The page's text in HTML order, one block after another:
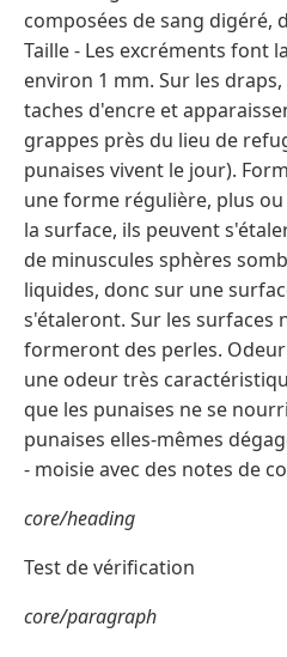
composées de sang digéré,
Taille - Les excréments font
environ 1 mm. Sur les
taches d'encre et
grappes près du lieu de
punaises vivent le jour).
une forme régulière, plus
la surface, ils peuvent
de minuscules sphères
liquides, donc sur une
s'étaleront. Sur les surfaces
formeront des perles.
une odeur très
que les punaises ne se
punaises elles-mêmes
- moisie avec des notes de
core/heading
Test de vérification
core/paragraph